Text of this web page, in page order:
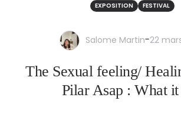
EXPOSITION FESTIVAL
Salome Martin-22
The Sexual feeling/
Pilar Asap : What it